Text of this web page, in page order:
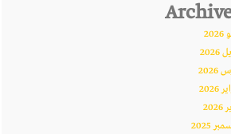
2026
2025